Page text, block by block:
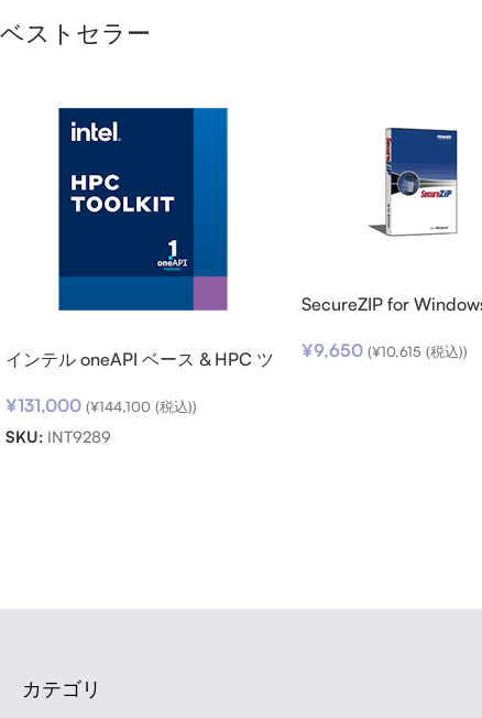
ベストセラー
インテル oneAPI ベース & HPC ツ
(期限内更新用)
¥131,000 (¥144,100 (税込))
SKU: INT9289
SecureZIP for
¥9,650 (¥10,615 (税込))
カテゴリ